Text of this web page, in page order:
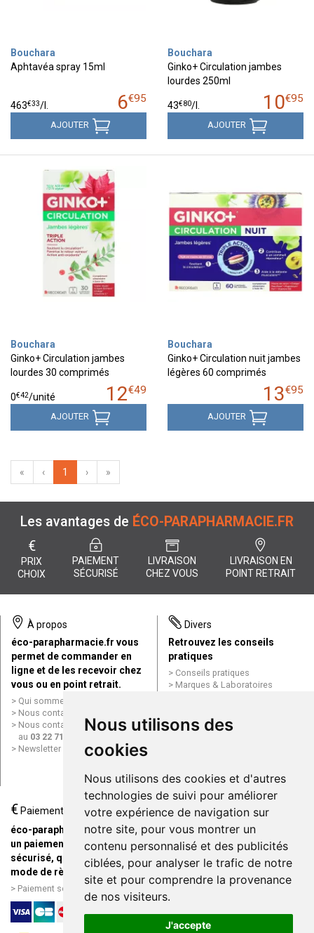
Nous utilisons des
cookies
Nous utilisons des cookies et d'autres
technologies de suivi pour améliorer
votre expérience de navigation sur
notre site, pour vous montrer un
contenu personnalisé et des publicités
ciblées, pour analyser le trafic de notre
site et pour comprendre la provenance
de nos visiteurs.
J'accepte
Bouchara
Aphtavéa spray 15ml
6€95
463€33/l.
AJOUTER
Bouchara
Ginko+ Circulation jambes
lourdes 250ml
10€95
43€80/l.
AJOUTER
Bouchara
Ginko+ Circulation jambes
lourdes 30 comprimés
12€49
0€42/unité
AJOUTER
Bouchara
Ginko+ Circulation nuit jambes
légères 60 comprimés
13€95
AJOUTER
« ‹ 1 › »
Les avantages de ÉCO-PARAPHARMACIE.FR
€
PRIX
CHOIX
PAIEMENT
SÉCURISÉ
LIVRAISON
CHEZ VOUS
LIVRAISON EN
POINT RETRAIT
À propos
éco-parapharmacie.fr vous
permet de commander en
ligne et de les recevoir chez
vous ou en point retrait.
Qui sommes nous ?
Nous contacter par e-mail
Nous contacter par téléphone
au 03 22 71 64 10
Newsletter
Divers
Retrouvez les conseils
pratiques
Conseils pratiques
Marques & Laboratoires
Mentions légales
Données personnelles
ligne
€Paiement
éco-parapharmacie.fr offre
un paiement entièrement
sécurisé, quel que soit le
mode de règlement
Paiement sécurisé et simple
Livraison / Point retrait
Commandez en ligne et
recevez votre commande
rapidement chez vous ou en
point retrait
Livraison chez vous ou en